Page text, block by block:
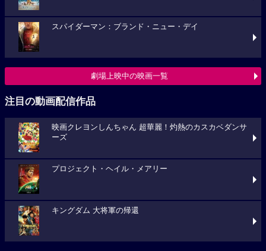
スパイダーマン：ブランド・ニュー・デイ
劇場上映中の映画一覧
注目の動画配信作品
映画クレヨンしんちゃん 超華麗！灼熱のカスカベダンサ
ーズ
プロジェクト・ヘイル・メアリー
キングダム 大将軍の帰還